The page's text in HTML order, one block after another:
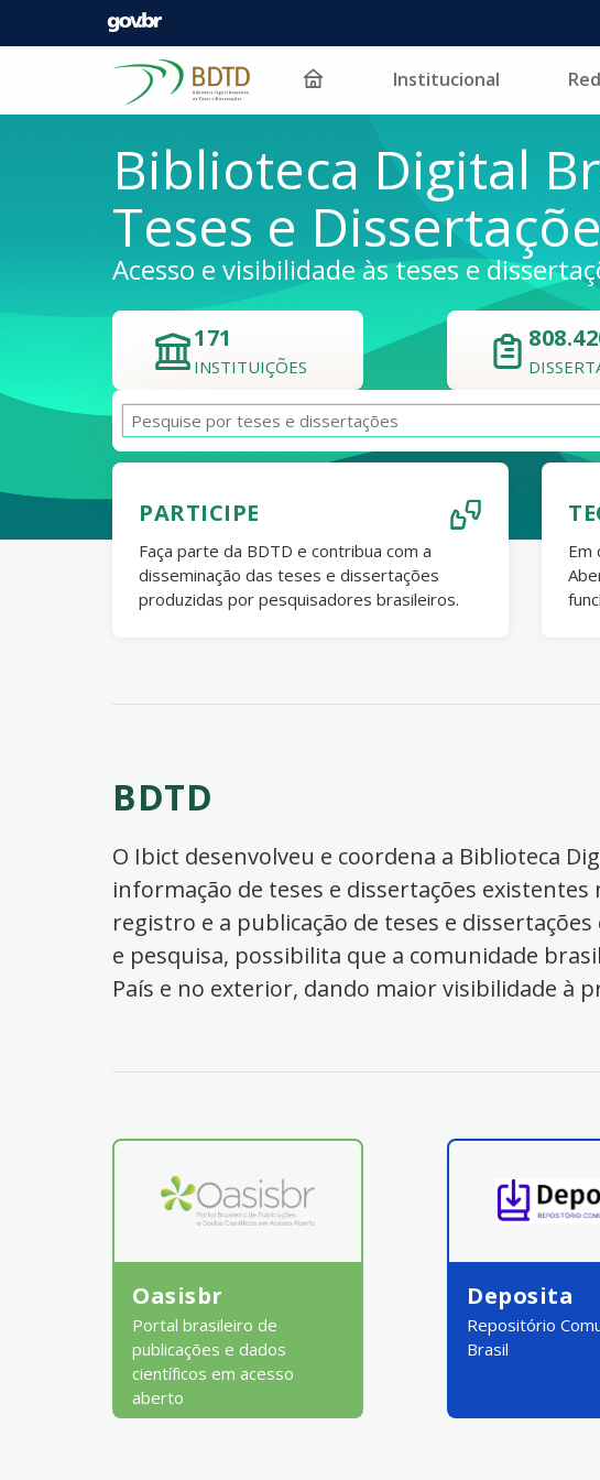
Pular para o conteúdo Institucional
Biblioteca Digital
Teses e
Acesso e visibilidade às teses e
171
INSTITUIÇÕES
PARTICIPE
Faça parte da BDTD e contribua com a
disseminação das teses e dissertações
produzidas por pesquisadores brasileiros.
Em
BDTD
O Ibict desenvolveu e coordena a Biblioteca
informação de teses e dissertações
registro e a publicação de teses e
e pesquisa, possibilita que a comunidade
País e no exterior, dando maior visibilidade à
Oasisbr
Portal brasileiro de
publicações e dados
científicos em acesso
aberto
Deposita
Repositório
Brasil